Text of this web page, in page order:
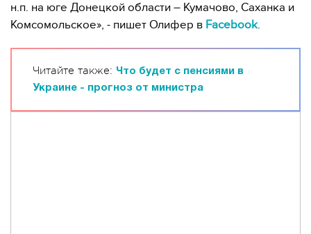
н.п. на юге Донецкой области – Кумачово, Саханка и
Комсомольское», - пишет Олифер в Facebook.
Читайте также: Что будет с пенсиями в
Украине - прогноз от министра